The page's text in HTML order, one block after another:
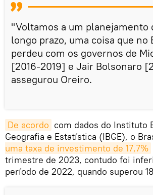
"Voltamos a um planejamento
longo prazo, uma coisa que no
perdeu com os governos de
[2016-2019] e Jair Bolsonaro
assegurou Oreiro.
De acordo com dados do Instituto
Geografia e Estatística (IBGE), o
uma taxa de investimento de 17,7%
trimestre de 2023, contudo foi
período de 2022, quando superou